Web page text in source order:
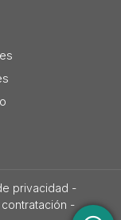
privacidad -
-